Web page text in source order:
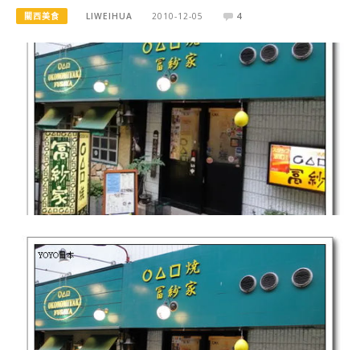
關西美食 LIWEIHUA 2010-12-05 4